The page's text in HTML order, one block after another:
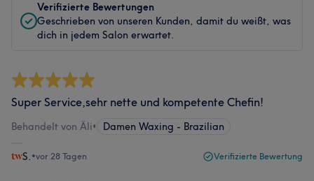
Verifizierte Bewertungen
Geschrieben von unseren Kunden, damit du weißt, was
dich in jedem Salon erwartet.
Super Service,sehr nette und kompetente Chefin!
Behandelt von Äli• Damen Waxing - Brazilian
S. •vor 28 Tagen Verifizierte Bewertung